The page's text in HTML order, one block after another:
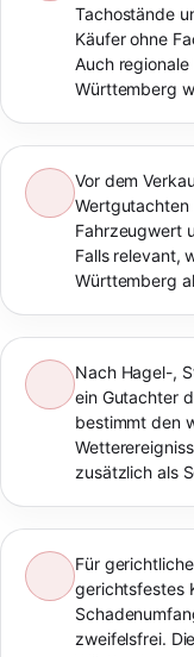
Tachostände
Käufer ohne
Auch
Württemberg
Vor dem
Wertgutachten
Fahrzeugwert
Falls relevant,
Württemberg
Nach Hagel-,
ein Gutachter
bestimmt den
zusätzlich als
Für
gerichtsfestes
zweifelsfrei.